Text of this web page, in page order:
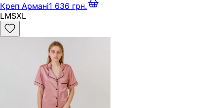
Креп Армані1 636 грн.
LMSXL